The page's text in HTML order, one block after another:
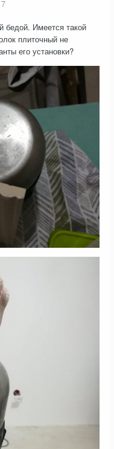
бедой. Имеется такой
плиточный не
его установки?